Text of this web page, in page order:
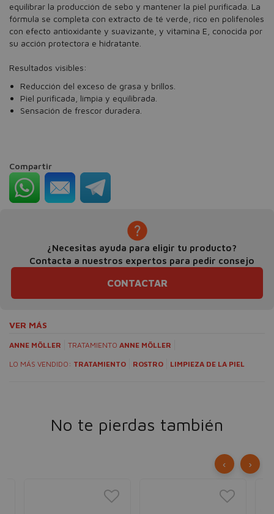
equilibrar la producción de sebo y mantener la piel purificada. La
fórmula se completa con extracto de té verde, rico en polifenoles
con efecto antioxidante y suavizante, y vitamina E, conocida por
su acción protectora e hidratante.
Resultados visibles:
Reducción del exceso de grasa y brillos.
Piel purificada, limpia y equilibrada.
Sensación de frescor duradera.
Compartir
¿Necesitas ayuda para eligir tu producto?
Contacta a nuestros expertos para pedir consejo
CONTACTAR
VER MÁS
ANNE MÖLLER TRATAMIENTO ANNE MÖLLER
LO MÁS VENDIDO: TRATAMIENTO ROSTRO LIMPIEZA DE LA PIEL
No te pierdas también
‹ ›